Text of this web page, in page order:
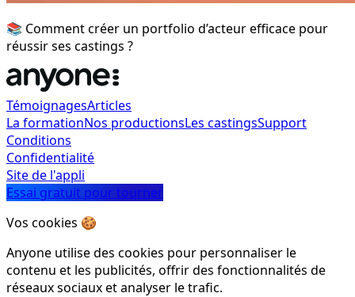
📚 Comment créer un portfolio d’acteur efficace pour
réussir ses castings ?
TémoignagesArticles
La formationNos productionsLes castingsSupport
Conditions
Confidentialité
Site de l'appli
Essai gratuit pour tourner
Vos cookies 🍪
Anyone utilise des cookies pour personnaliser le
contenu et les publicités, offrir des fonctionnalités de
réseaux sociaux et analyser le trafic.